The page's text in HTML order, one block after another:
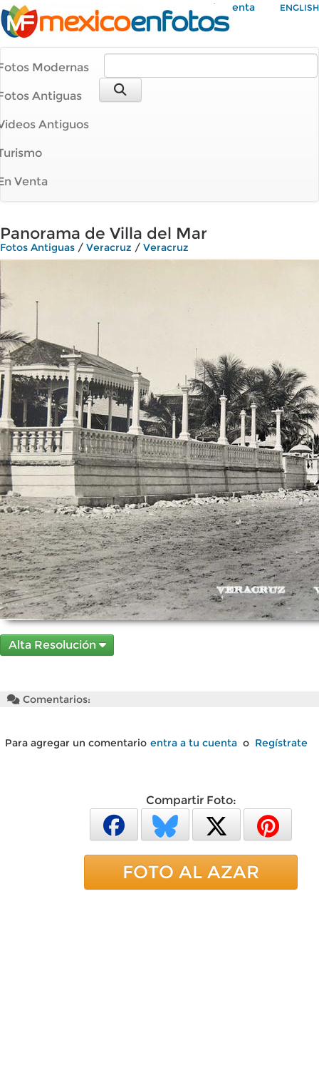
Mi Cuenta ENGLISH
Modernas
Antiguas
Antiguos
Venta
Panorama de Villa del Mar
Fotos Antiguas / Veracruz / Veracruz
Alta Resolución
Comentarios:
Para agregar un comentario entra a tu cuenta o Regístrate
Compartir Foto:
FOTO AL AZAR